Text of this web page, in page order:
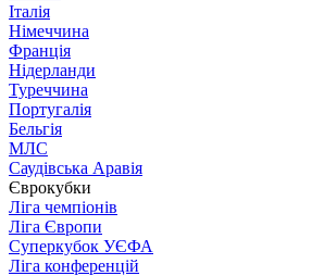
Італія
Німеччина
Франція
Нідерланди
Туреччина
Португалія
Бельгія
МЛС
Саудівська Аравія
Єврокубки
Ліга чемпіонів
Ліга Європи
Суперкубок УЄФА
Ліга конференцій